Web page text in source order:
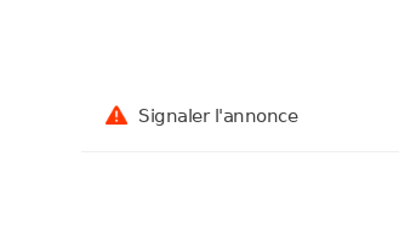
Signaler l'annonce